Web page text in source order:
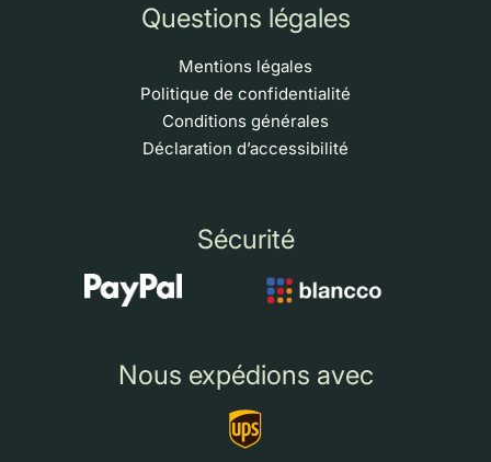
Questions légales
Mentions légales
Politique de confidentialité
Conditions générales
Déclaration d’accessibilité
Sécurité
Nous expédions avec